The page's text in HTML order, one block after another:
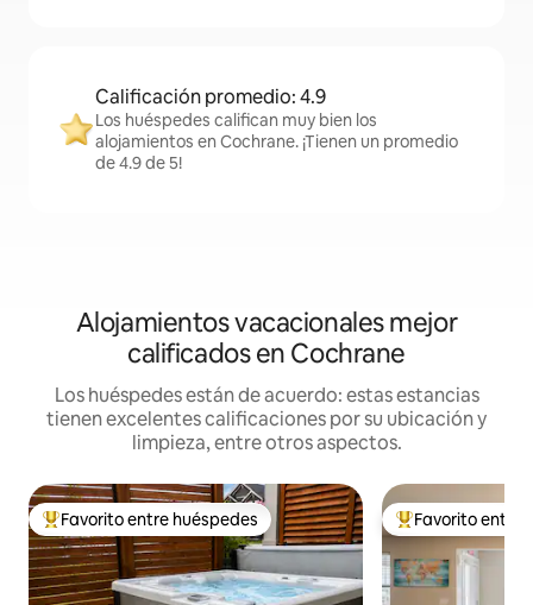
Calificación promedio: 4.9
Los huéspedes califican muy bien los
alojamientos en Cochrane. ¡Tienen un promedio
de 4.9 de 5!
Alojamientos vacacionales mejor
calificados en Cochrane
Los huéspedes están de acuerdo: estas estancias
tienen excelentes calificaciones por su ubicación y
limpieza, entre otros aspectos.
De los mejores en Favorito entre huéspedes
Favorito entre huéspedes De los mejores
Favorito entre